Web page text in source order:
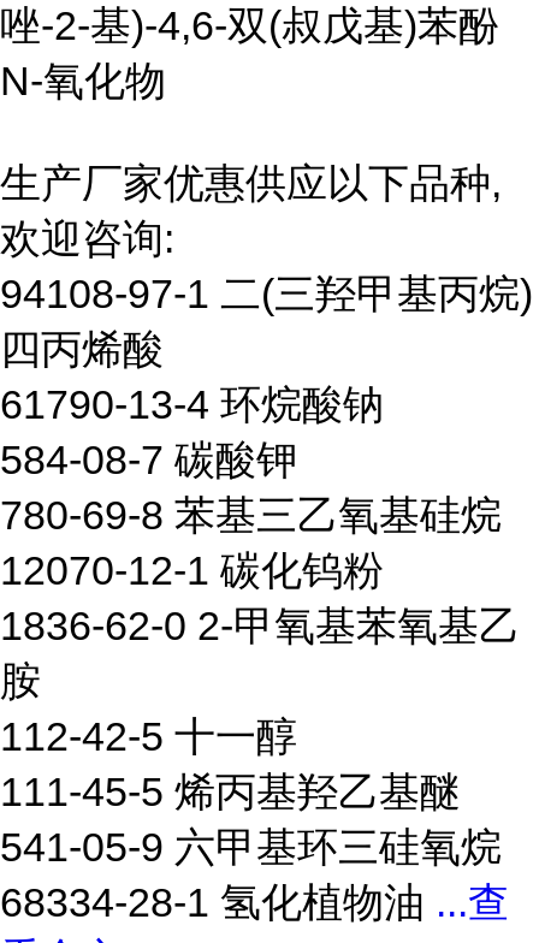
唑-2-基)-4,6-双(叔戊基)苯酚
N-氧化物
生产厂家优惠供应以下品种,
欢迎咨询:
94108-97-1 二(三羟甲基丙烷)
四丙烯酸
61790-13-4 环烷酸钠
584-08-7 碳酸钾
780-69-8 苯基三乙氧基硅烷
12070-12-1 碳化钨粉
1836-62-0 2-甲氧基苯氧基乙
胺
112-42-5 十一醇
111-45-5 烯丙基羟乙基醚
541-05-9 六甲基环三硅氧烷
68334-28-1 氢化植物油 ...查